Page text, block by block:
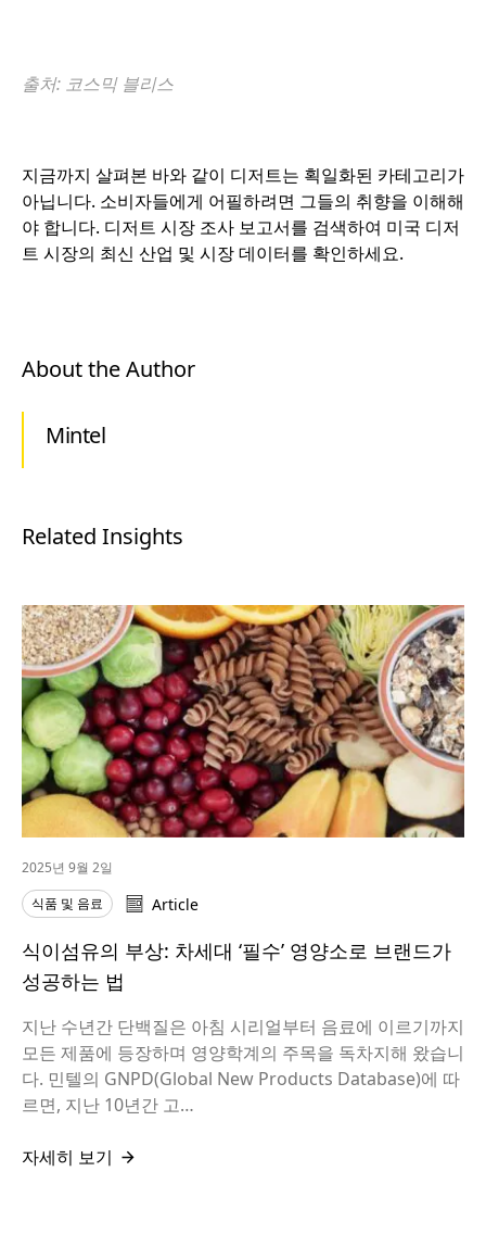
출처: 코스믹 블리스
지금까지 살펴본 바와 같이 디저트는 획일화된 카테고리가
아닙니다. 소비자들에게 어필하려면 그들의 취향을 이해해
야 합니다. 디저트 시장 조사 보고서를 검색하여 미국 디저
트 시장의 최신 산업 및 시장 데이터를 확인하세요.
About the Author
Mintel
Related Insights
2025년 9월 2일
식품 및 음료
Article
식이섬유의 부상: 차세대 ‘필수’ 영양소로 브랜드가
성공하는 법
지난 수년간 단백질은 아침 시리얼부터 음료에 이르기까지
모든 제품에 등장하며 영양학계의 주목을 독차지해 왔습니
다. 민텔의 GNPD(Global New Products Database)에 따
르면, 지난 10년간 고…
자세히 보기